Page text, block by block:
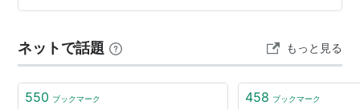
合用）・大根 1/2本（多ければ1/4本でもOK）・梅干し 7
器に入れる 通常炊飯する 炊き上がったらよく混ぜる タ
ッパ…
ネットで話題 もっと見る
550 ブックマーク 458 ブックマーク